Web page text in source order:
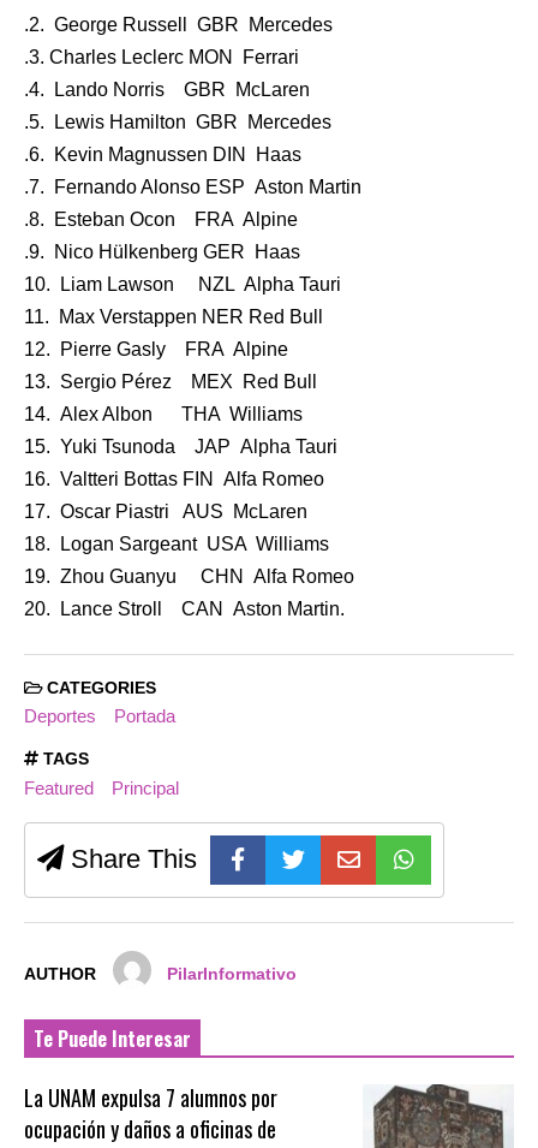
.2. George Russell GBR Mercedes
.3. Charles Leclerc MON Ferrari
.4. Lando Norris GBR McLaren
.5. Lewis Hamilton GBR Mercedes
.6. Kevin Magnussen DIN Haas
.7. Fernando Alonso ESP Aston Martin
.8. Esteban Ocon FRA Alpine
.9. Nico Hülkenberg GER Haas
10. Liam Lawson NZL Alpha Tauri
11. Max Verstappen NER Red Bull
12. Pierre Gasly FRA Alpine
13. Sergio Pérez MEX Red Bull
14. Alex Albon THA Williams
15. Yuki Tsunoda JAP Alpha Tauri
16. Valtteri Bottas FIN Alfa Romeo
17. Oscar Piastri AUS McLaren
18. Logan Sargeant USA Williams
19. Zhou Guanyu CHN Alfa Romeo
20. Lance Stroll CAN Aston Martin.
CATEGORIES
Deportes Portada
TAGS
Featured Principal
Share This
AUTHOR PilarInformativo
Te Puede Interesar
La UNAM expulsa 7 alumnos por
ocupación y daños a oficinas de